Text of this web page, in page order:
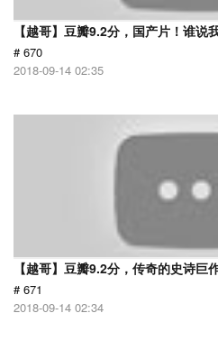
【越哥】豆瓣9.2分，国产片！谁说
# 670
2018-09-14 02:35
【越哥】豆瓣9.2分，传奇的史诗巨
# 671
2018-09-14 02:34